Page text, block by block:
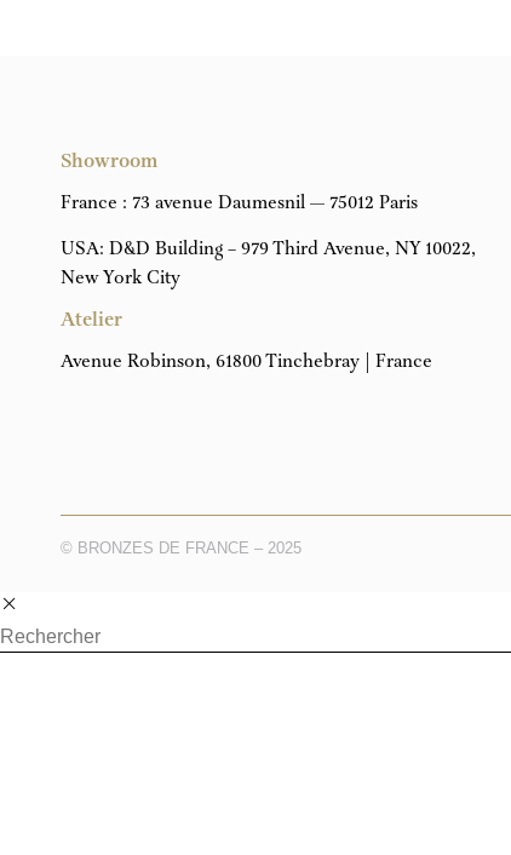
Showroom
France : 73 avenue Daumesnil — 75012 Paris
USA: D&D Building – 979 Third Avenue, NY 10022,
New York City
Atelier
Avenue Robinson, 61800 Tinchebray | France
© BRONZES DE FRANCE – 2025